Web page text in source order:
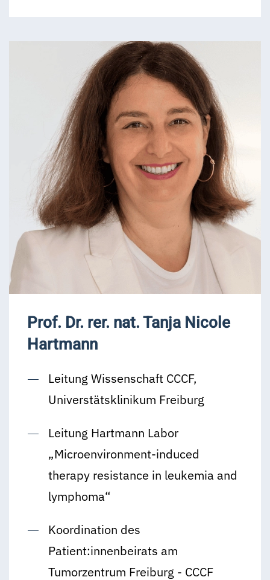
Prof. Dr. rer. nat. Tanja Nicole
Hartmann
Leitung Wissenschaft CCCF,
Universtätsklinikum Freiburg
Leitung Hartmann Labor
„Microenvironment-induced
therapy resistance in leukemia and
lymphoma“
Koordination des
Patient:innenbeirats am
Tumorzentrum Freiburg - CCCF